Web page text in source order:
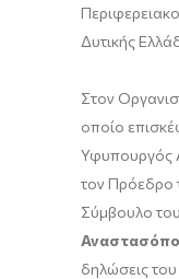
Δυτικής
Στον
οποίο
Υφυπουργός
τον Πρόεδρο
Σύμβουλο
δηλώσεις